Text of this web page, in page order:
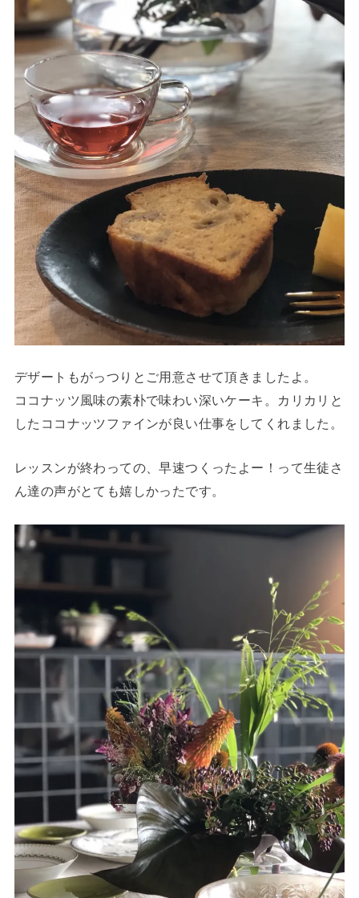
デザートもがっつりとご用意させて頂きましたよ。
ココナッツ風味の素朴で味わい深いケーキ。カリカリと
したココナッツファインが良い仕事をしてくれました。
レッスンが終わっての、早速つくったよー！って生徒さ
ん達の声がとても嬉しかったです。